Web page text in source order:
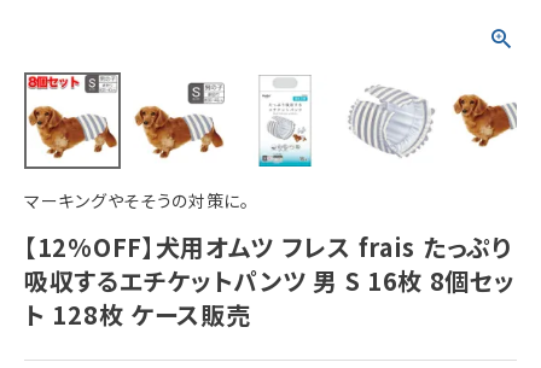
マーキングやそそうの対策に。
【12%OFF】犬用オムツ フレス frais たっぷり
吸収するエチケットパンツ 男 S 16枚 8個セッ
ト 128枚 ケース販売